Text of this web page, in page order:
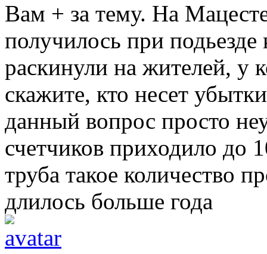
Вам + за тему. На
получилось при
раскинули на жителей, у
скажите, кто несет
данный вопрос просто
счетчиков приходило до
труба такое количество
длилось больше года